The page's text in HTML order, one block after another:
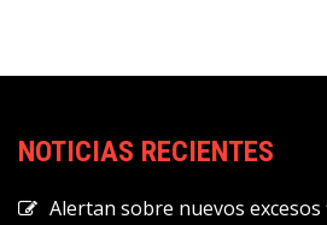
NOTICIAS RECIENTES
Alertan sobre nuevos excesos